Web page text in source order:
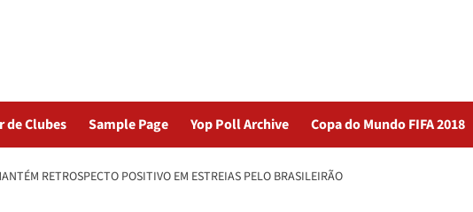
de Clubes Sample Page Yop Poll Archive Copa do Mundo FIFA 2018
RETROSPECTO POSITIVO EM ESTREIAS PELO BRASILEIRÃO